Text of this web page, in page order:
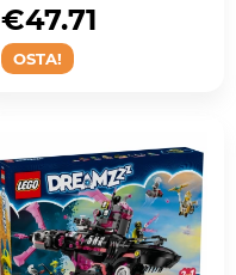
OSTA!
€47.71